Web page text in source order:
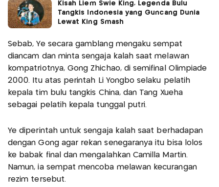
Kisah Liem Swie King, Legenda Bulu
Tangkis Indonesia yang Guncang Dunia
Lewat King Smash
Sebab, Ye secara gamblang mengaku sempat
diancam dan minta sengaja kalah saat melawan
kompatriotnya, Gong Zhichao, di semifinal Olimpiade
2000. Itu atas perintah Li Yongbo selaku pelatih
kepala tim bulu tangkis China, dan Tang Xueha
sebagai pelatih kepala tunggal putri.
Ye diperintah untuk sengaja kalah saat berhadapan
dengan Gong agar rekan senegaranya itu bisa lolos
ke babak final dan mengalahkan Camilla Martin.
Namun, ia sempat mencoba melawan kecurangan
rezim tersebut.